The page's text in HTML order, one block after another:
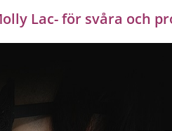
Lac- för svåra och